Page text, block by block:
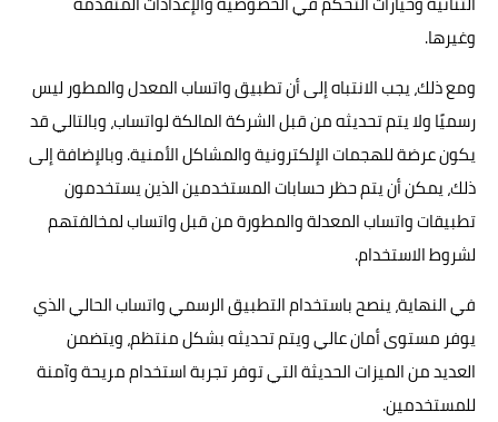
وغيرها.
ومع ذلك، يجب الانتباه إلى أنتطبيق واتساب المعدلوالمطور ليس
رسميًا ولا يتم تحديثه من قبل الشركة المالكة لواتساب، وبالتالي قد
يكون عرضة للهجمات الإلكترونية والمشاكل الأمنية. وبالإضافة إلى
ذلك، يمكن أن يتم حظر حسابات المستخدمين الذين يستخدمون
تطبيقات واتساب المعدلة والمطورة من قبل واتساب لمخالفتهم
لشروط الاستخدام.
في النهاية، ينصح باستخدامالتطبيق الرسميواتساب الحالي الذي
يوفر مستوى أمان عالي ويتم تحديثه بشكل منتظم، ويتضمن
العديد من الميزات الحديثة التي توفر تجربة استخدام مريحة وآمنة
للمستخدمين.